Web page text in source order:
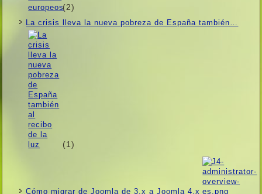
(2)
La crisis lleva la nueva pobreza de España también…
(1)
Cómo migrar de Joomla de 3.x a Joomla 4.x